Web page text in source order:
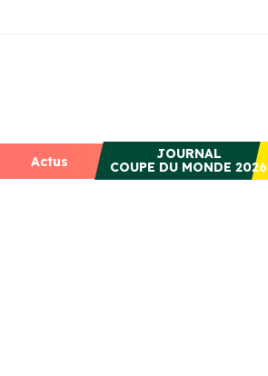
Actus
JOURNAL
COUPE DU MONDE 2026